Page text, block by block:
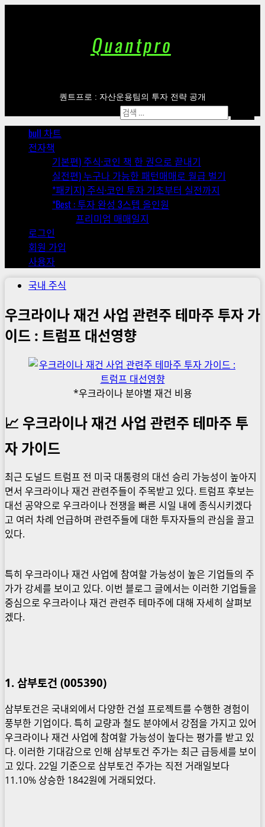
Quantpro
퀀트프로 : 자산운용팀의 투자 전략 공개
Menu
bull 차트
전자책
기본편) 주식·코인 책 한 권으로 끝내기
실전편) 누구나 가능한 패턴매매로 월급 벌기
*패키지) 주식·코인 투자 기초부터 실전까지
*Best : 투자 완성 3스텝 올인원
프리미엄 매매일지
로그인
회원 가입
사용자
검
색:
국내 주식
우크라이나 재건 사업 관련주 테마주 투자 가
이드 : 트럼프 대선영향
*우크라이나 분야별 재건 비용
📈 우크라이나 재건 사업 관련주 테마주 투
자 가이드
최근 도널드 트럼프 전 미국 대통령의 대선 승리 가능성이 높아지
면서 우크라이나 재건 관련주들이 주목받고 있다. 트럼프 후보는
대선 공약으로 우크라이나 전쟁을 빠른 시일 내에 종식시키겠다
고 여러 차례 언급하며 관련주들에 대한 투자자들의 관심을 끌고
있다.
특히 우크라이나 재건 사업에 참여할 가능성이 높은 기업들의 주
가가 강세를 보이고 있다. 이번 블로그 글에서는 이러한 기업들을
중심으로 우크라이나 재건 관련주 테마주에 대해 자세히 살펴보
겠다.
1. 삼부토건 (005390)
삼부토건은 국내외에서 다양한 건설 프로젝트를 수행한 경험이
풍부한 기업이다. 특히 교량과 철도 분야에서 강점을 가지고 있어
우크라이나 재건 사업에 참여할 가능성이 높다는 평가를 받고 있
다. 이러한 기대감으로 인해 삼부토건 주가는 최근 급등세를 보이
고 있다. 22일 기준으로 삼부토건 주가는 직전 거래일보다
11.10% 상승한 1842원에 거래되었다.